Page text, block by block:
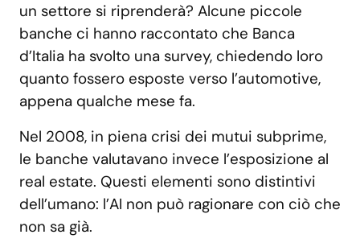
un settore si riprenderà? Alcune piccole
banche ci hanno raccontato che Banca
d’Italia ha svolto una survey, chiedendo loro
quanto fossero esposte verso l’automotive,
appena qualche mese fa.
Nel 2008, in piena crisi dei mutui subprime,
le banche valutavano invece l’esposizione al
real estate. Questi elementi sono distintivi
dell’umano: l’AI non può ragionare con ciò che
non sa già.